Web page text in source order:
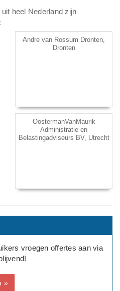
heel Nederland zijn
Andre van Rossum Dronten,
Dronten
OostermanVanMaurik
Administratie en
Belastingadviseurs BV, Utrecht
vroegen offertes aan via
»